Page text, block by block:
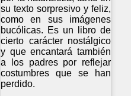
su texto sorpresivo y feliz,
como en sus imágenes
bucólicas. Es un libro de
cierto carácter nostálgico
y que encantará también
a los padres por reflejar
costumbres que se han
perdido.